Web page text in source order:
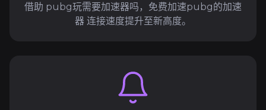
借助 pubg玩需要加速器吗，免费加速pubg的加速
器 连接速度提升至新高度。